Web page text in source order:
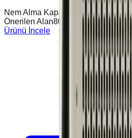
Nem Alma Kapasitesi
150L / 24 Saat
Önerilen Alan800 / 1100 m³
Ürünü İncele